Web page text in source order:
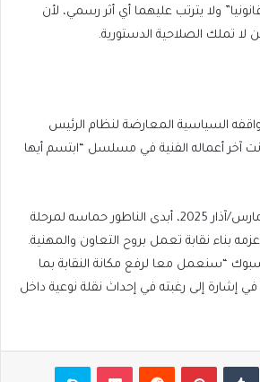
ولا يترتب عليهما أي أثر رسمي، لأن
لا تملك الصلاحية الدستورية.
السياسية المعارضة لنظام الرئيس
آخر أعماله الفنية في مسلسل “ابتسم أيها
ومنذ توليه المنصب في مارس/آذار 2025، أبدى الناطور حماسه لمرحلة
بناء نقابة تعمل بروح التعاون والمهنية.
“سنعمل معا لرفع مكانة النقابة بما
في إشارة إلى رغبته في إحداث نقلة نوعية داخل
بينتيريست بوكيت سكايب